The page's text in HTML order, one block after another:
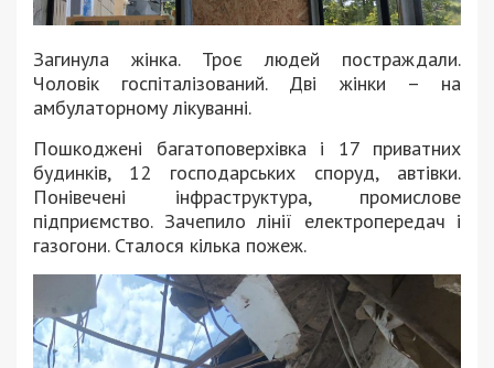
Загинула жінка. Троє людей постраждали.
Чоловік госпіталізований. Дві жінки – на
амбулаторному лікуванні.
Пошкоджені багатоповерхівка і 17 приватних
будинків, 12 господарських споруд, автівки.
Понівечені інфраструктура, промислове
підприємство. Зачепило лінії електропередач і
газогони. Сталося кілька пожеж.